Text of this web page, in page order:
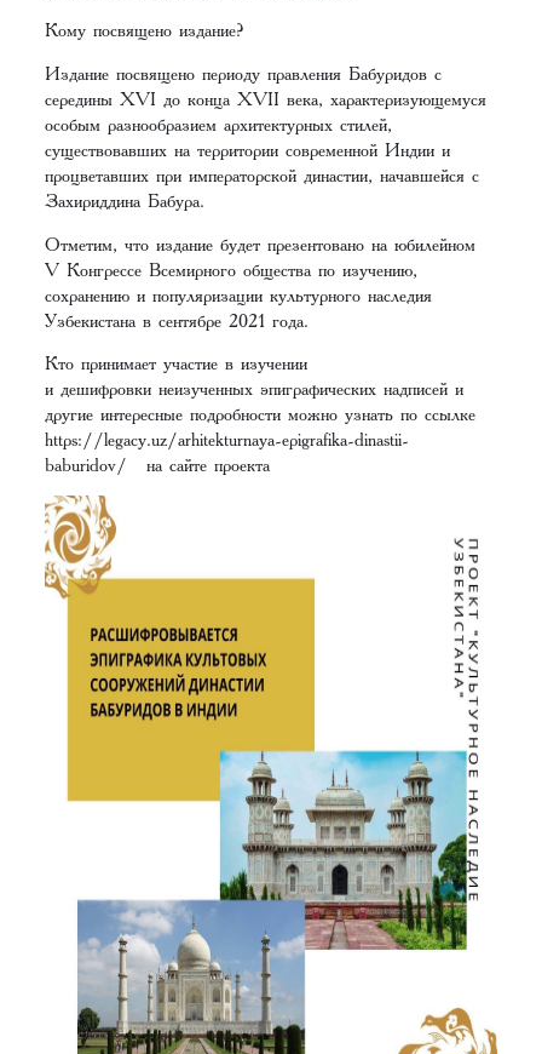
Кому посвящено издание?
Издание посвящено периоду правления Бабуридов с
середины XVI до конца XVII века, характеризующемуся
особым разнообразием архитектурных стилей,
существовавших на территории современной Индии и
процветавших при императорской династии, начавшейся с
Захириддина Бабура.
Отметим, что издание будет презентовано на юбилейном
V Конгрессе Всемирного общества по изучению,
сохранению и популяризации культурного наследия
Узбекистана в сентябре 2021 года.
Кто принимает участие в изучении
и дешифровки неизученных эпиграфических надписей и
другие интересные подробности можно узнать по ссылке
https://legacy.uz/arhitekturnaya-epigrafika-dinastii-
baburidov/ на сайте проекта